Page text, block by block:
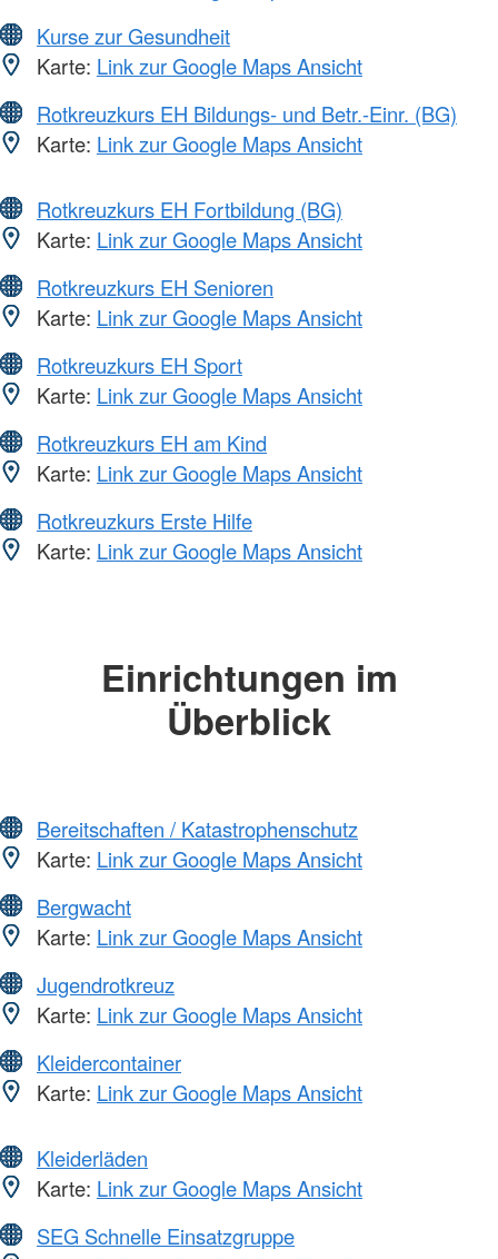
Kurse zur Gesundheit
Karte: Link zur Google Maps Ansicht
Rotkreuzkurs EH Bildungs- und Betr.-Einr. (BG)
Karte: Link zur Google Maps Ansicht
Rotkreuzkurs EH Fortbildung (BG)
Karte: Link zur Google Maps Ansicht
Rotkreuzkurs EH Senioren
Karte: Link zur Google Maps Ansicht
Rotkreuzkurs EH Sport
Karte: Link zur Google Maps Ansicht
Rotkreuzkurs EH am Kind
Karte: Link zur Google Maps Ansicht
Rotkreuzkurs Erste Hilfe
Karte: Link zur Google Maps Ansicht
Einrichtungen im
Überblick
Bereitschaften / Katastrophenschutz
Karte: Link zur Google Maps Ansicht
Bergwacht
Karte: Link zur Google Maps Ansicht
Jugendrotkreuz
Karte: Link zur Google Maps Ansicht
Kleidercontainer
Karte: Link zur Google Maps Ansicht
Kleiderläden
Karte: Link zur Google Maps Ansicht
SEG Schnelle Einsatzgruppe